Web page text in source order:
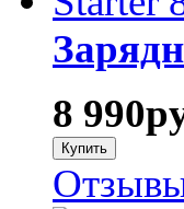
8 990